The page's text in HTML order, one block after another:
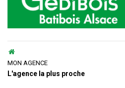
MON AGENCE
L'agence la plus proche